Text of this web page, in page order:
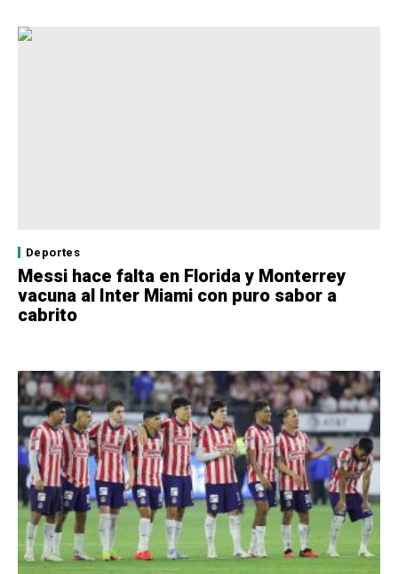
Deportes
Messi hace falta en Florida y Monterrey
vacuna al Inter Miami con puro sabor a
cabrito